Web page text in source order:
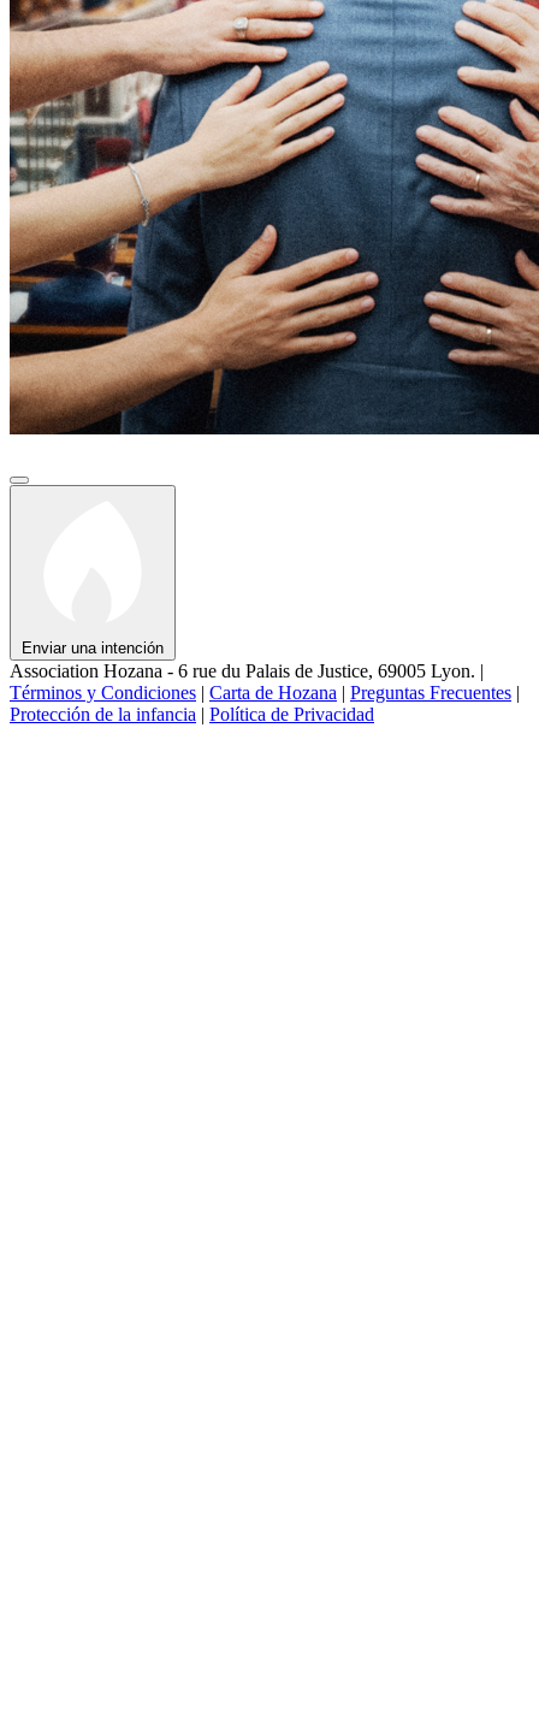
Enviar una intención
Association Hozana - 6 rue du Palais de Justice, 69005 Lyon. |
Términos y Condiciones | Carta de Hozana | Preguntas Frecuentes |
Protección de la infancia | Política de Privacidad